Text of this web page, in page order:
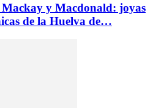
Mackay y Macdonald: joyas
de la Huelva de…